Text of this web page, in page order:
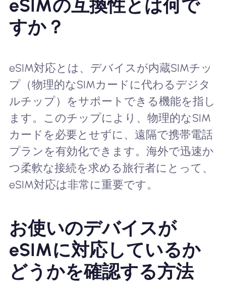
eSIMの互換性とは何で
すか？
eSIM対応とは、デバイスが内蔵SIMチッ
プ（物理的なSIMカードに代わるデジタ
ルチップ）をサポートできる機能を指し
ます。このチップにより、物理的なSIM
カードを必要とせずに、遠隔で携帯電話
プランを有効化できます。海外で迅速か
つ柔軟な接続を求める旅行者にとって、
eSIM対応は非常に重要です。
お使いのデバイスが
eSIMに対応しているか
どうかを確認する方法